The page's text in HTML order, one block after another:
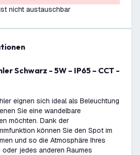
nicht austauschbar
eignen sich ideal als Beleuchtung
Sie eine wandelbare
möchten. Dank der
können Sie den Spot im
und so die Atmosphäre Ihres
oder jedes anderen Raumes